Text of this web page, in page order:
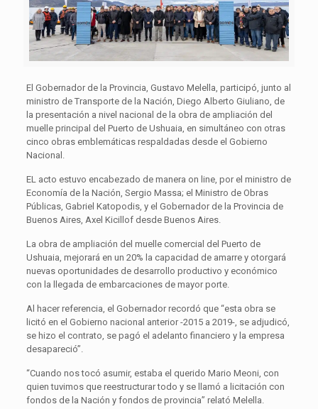
El Gobernador de la Provincia, Gustavo Melella, participó, junto al
ministro de Transporte de la Nación, Diego Alberto Giuliano, de
la presentación a nivel nacional de la obra de ampliación del
muelle principal del Puerto de Ushuaia, en simultáneo con otras
cinco obras emblemáticas respaldadas desde el Gobierno
Nacional.
EL acto estuvo encabezado de manera on line, por el ministro de
Economía de la Nación, Sergio Massa; el Ministro de Obras
Públicas, Gabriel Katopodis, y el Gobernador de la Provincia de
Buenos Aires, Axel Kicillof desde Buenos Aires.
La obra de ampliación del muelle comercial del Puerto de
Ushuaia, mejorará en un 20% la capacidad de amarre y otorgará
nuevas oportunidades de desarrollo productivo y económico
con la llegada de embarcaciones de mayor porte.
Al hacer referencia, el Gobernador recordó que “esta obra se
licitó en el Gobierno nacional anterior -2015 a 2019-, se adjudicó,
se hizo el contrato, se pagó el adelanto financiero y la empresa
desapareció”.
“Cuando nos tocó asumir, estaba el querido Mario Meoni, con
quien tuvimos que reestructurar todo y se llamó a licitación con
fondos de la Nación y fondos de provincia” relató Melella.